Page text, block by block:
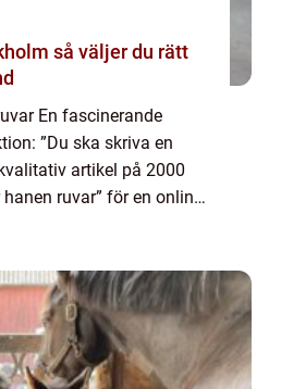
du rätt
En fascinerande
”Du ska skriva en
artikel på 2000
ruvar” för en online